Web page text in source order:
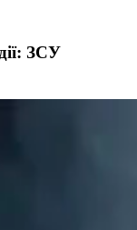
ЗСУ